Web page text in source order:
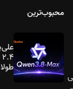
محبوب‌ترین